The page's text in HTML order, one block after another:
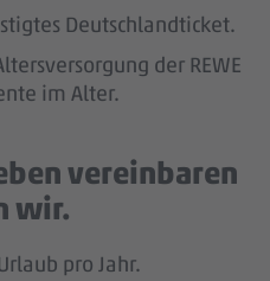
Deutschlandticket.
der REWE
im Alter.
vereinbaren
wir.
pro Jahr.